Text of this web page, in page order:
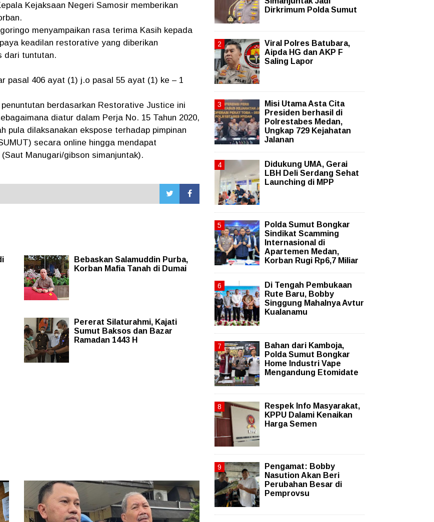
Kejaksaan Negeri Samosir memberikan
menyampaikan rasa terima Kasih kepada
keadilan restorative yang diberikan
dari tuntutan.
pasal 406 ayat (1) j.o pasal 55 ayat (1) ke – 1
berdasarkan Restorative Justice ini
diatur dalam Perja No. 15 Tahun 2020,
pula dilaksanakan ekspose terhadap pimpinan
secara online hingga mendapat
Manugari/gibson simanjuntak).
Bebaskan Salamuddin Purba,
Korban Mafia Tanah di Dumai
Pererat Silaturahmi, Kajati
Sumut Baksos dan Bazar
Ramadan 1443 H
Dirkrimum Polda Sumut
Viral Polres Batubara,
Aipda HG dan AKP F
Saling Lapor
Misi Utama Asta Cita
Presiden berhasil di
Polrestabes Medan,
Ungkap 729 Kejahatan
Jalanan
Didukung UMA, Gerai
LBH Deli Serdang Sehat
Launching di MPP
Polda Sumut Bongkar
Sindikat Scamming
Internasional di
Apartemen Medan,
Korban Rugi Rp6,7 Miliar
Di Tengah Pembukaan
Rute Baru, Bobby
Singgung Mahalnya Avtur
Kualanamu
Bahan dari Kamboja,
Polda Sumut Bongkar
Home Industri Vape
Mengandung Etomidate
Respek Info Masyarakat,
KPPU Dalami Kenaikan
Harga Semen
Pengamat: Bobby
Nasution Akan Beri
Perubahan Besar di
Pemprovsu